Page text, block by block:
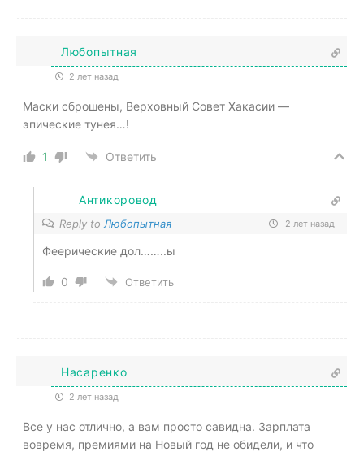
Любопытная
2 лет назад
Маски сброшены, Верховный Совет Хакасии —
эпические тунея…!
1 Ответить
Антикоровод
Reply to Любопытная 2 лет назад
Феерические дол……..ы
0 Ответить
Насаренко
2 лет назад
Все у нас отлично, а вам просто савидна. Зарплата
вовремя, премиями на Новый год не обидели, и что